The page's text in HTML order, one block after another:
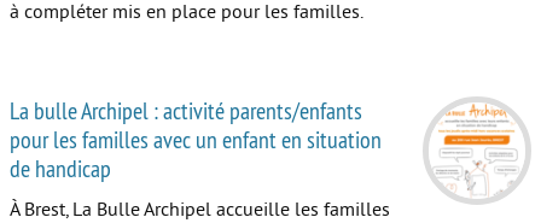
Sortir en famille
Aide aux parents
à compléter mis en place pour les familles.
La bulle Archipel : activité parents/enfants
pour les familles avec un enfant en situation
de handicap
À Brest, La Bulle Archipel accueille les familles